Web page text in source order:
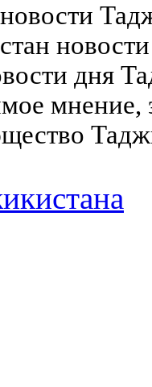
дня